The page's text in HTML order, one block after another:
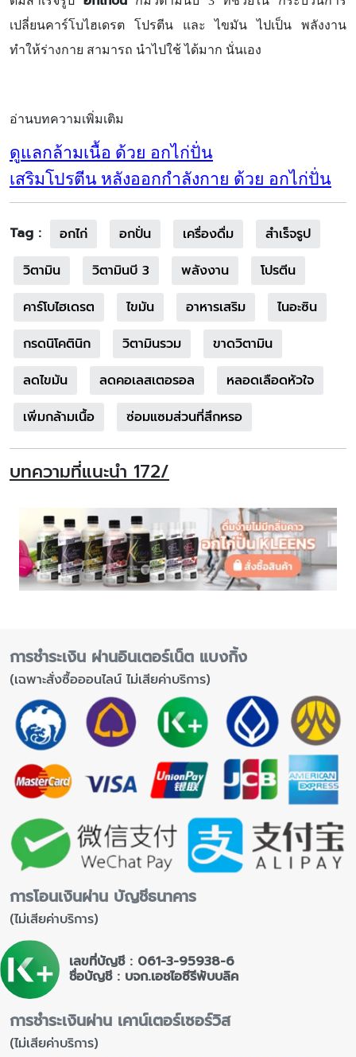
เปลี่ยนคาร์โบไฮเดรต โปรตีน และ ไขมัน ไปเป็น พลังงาน
ทำให้ร่างกาย สามารถ นำไปใช้ ได้มาก นั่นเอง
อ่านบทความเพิ่มเติม
ดูแลกล้ามเนื้อ ด้วย อกไก่ปั่น
เสริมโปรตีน หลังออกกำลังกาย ด้วย อกไก่ปั่น
Tag : อกไก่ อกปั่น เครื่องดื่ม
สำเร็จรูป
วิตามิน
วิตามินบี 3 พลังงาน
โปรตีน
คาร์โบไฮเดรต
ไขมัน อาหารเสริม
ไนอะซิน
กรดนิโคตินิก
วิตามินรวม
ขาดวิตามิน
ลดไขมัน
ลดคอเลสเตอรอล
หลอดเลือดหัวใจ
เพิ่มกล้ามเนื้อ
ซ่อมแซมส่วนที่สึกหรอ
บทความที่แนะนำ 172/
การชำระเงิน ผ่านอินเตอร์เน็ต แบงกิ้ง
(เฉพาะสั่งซื้อออนไลน์ ไม่เสียค่าบริการ)
การโอนเงินผ่าน บัญชีธนาคาร
(ไม่เสียค่าบริการ)
เลขที่บัญชี : 061-3-95938-6
ชื่อบัญชี : บจก.เอชไอซีรีพับบลิค
การชำระเงินผ่าน เคาน์เตอร์เซอร์วิส
(ไม่เสียค่าบริการ)